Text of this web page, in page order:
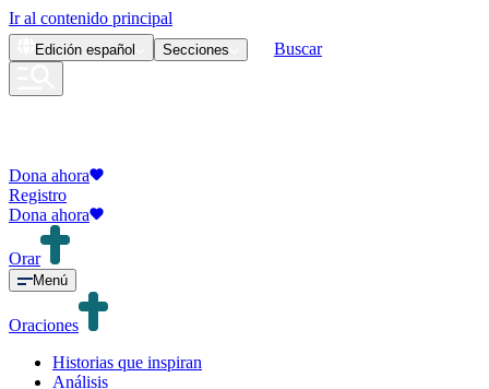
Ir al contenido principal
Edición español Secciones Buscar
Dona ahora
Registro
Dona ahora
Orar
Menú
Oraciones
Historias que inspiran
Análisis